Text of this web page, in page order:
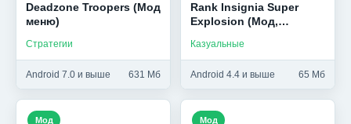
Deadzone Troopers (Мод
меню)
Стратегии
Android 7.0 и выше 631 Мб
Rank Insignia Super
Explosion (Мод,
улучшения)
Казуальные
Android 4.4 и выше 65 Мб
Мод Мод